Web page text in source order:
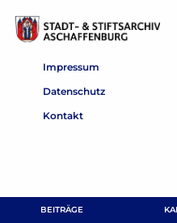
BEITRÄGE
Impressum
Datenschutz
Kontakt